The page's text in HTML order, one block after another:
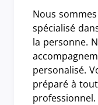
Nous
spécialisé
la personne.
personalisé.
préparé à
professionnel.